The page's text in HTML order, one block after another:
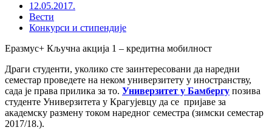
12.05.2017.
Вести
Конкурси и стипендије
Еразмус+ Кључна акција 1 – кредитна мобилност
Драги студенти, уколико сте заинтересовани да наредни
семестар проведете на неком универзитету у иностранству,
сада је права прилика за то. Универзитет у Бамбергу позива
студенте Универзитета у Крагујевцу да се пријаве за
академску размену током наредног семестра (зимски семестар
2017/18.).